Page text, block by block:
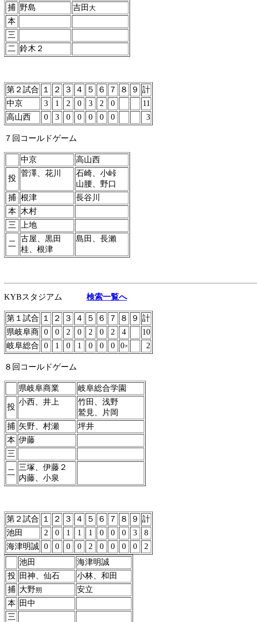
捕 野島 吉田 大
本
三
二 鈴木２
第２試合 １ ２ ３ ４ ５ ６ ７ ８ ９ 計
中京
3 1 2 0 3 2 0
11
高山西
0 3 0 0 0 0 0 3
７回コールドゲーム
中京 高山西
投
菅澤、花川
石崎、小峠
山腰、野口
捕 根津
長谷川
本 木村
三
上地
二
古屋、黒田
桂、根津
島田、長瀨
KYBスタジアム 検索一覧へ
第１試合 １ ２ ３ ４ ５ ６ ７ ８ ９ 計
県岐阜商 0 0 2 0 2 0 2 4
10
岐阜総合
0 1 0 1 0 0 0 0× 2
８回コールドゲーム
県岐阜商業 岐阜総合学園
投
小西、井上
竹田、浅野
鷲見、片岡
捕 矢野、村瀬
坪井
本 伊藤
三
二
三塚、伊藤２
内藤、小泉
第２試合 １ ２ ３ ４ ５ ６ ７ ８ ９ 計
池田
2 0 1 1 1 0 0 0 3
8
海津明誠 0 0 0 0 2 0 0 0 0
2
池田
海津明誠
投 田神、仙石
小林、和田
捕 大野朔
安立
本 田中
三